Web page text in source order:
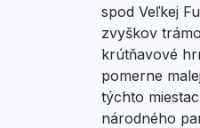
spod Veľkej
zvyškov
krútňavové
pomerne
týchto
národného